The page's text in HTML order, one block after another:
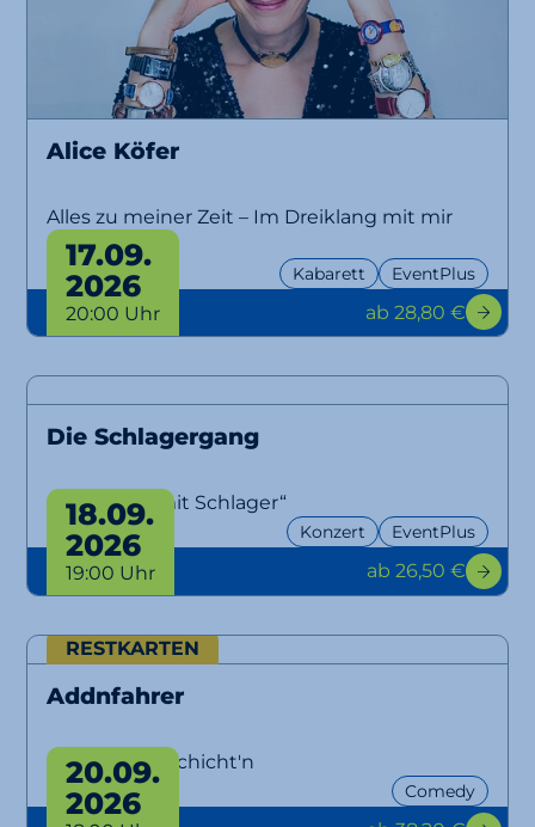
Alice Köfer
Alles zu meiner Zeit – Im Dreiklang mit mir
selbst
Kabarett EventPlus
17.09.
2026
20:00 Uhr ab 28,80 €
Die Schlagergang
„Aber bitte mit Schlager“
Konzert EventPlus
18.09.
2026
19:00 Uhr ab 26,50 €
RESTKARTEN
Addnfahrer
Lausbuam Gschicht'n
Comedy
20.09.
2026